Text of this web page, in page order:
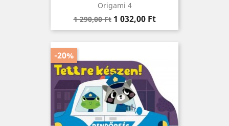
Origami 4
Regular
price
1 290,00 Ft Ár
1 032,00 Ft
-20%